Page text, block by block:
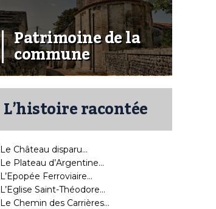
Patrimoine de la
commune
L’histoire racontée
Le Château disparu…
Le Plateau d’Argentine…
L’Epopée Ferroviaire…
L’Eglise Saint-Théodore…
Le Chemin des Carrières…